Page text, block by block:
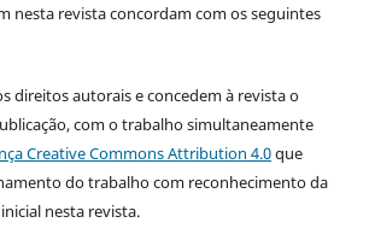
nesta revista concordam com os seguintes
direitos autorais e concedem à revista o
com o trabalho simultaneamente
Creative Commons Attribution 4.0que
do trabalho com reconhecimento da
nesta revista.